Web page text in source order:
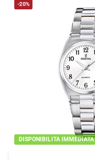
-20%
DISPONIBILITA IMMEDIATA